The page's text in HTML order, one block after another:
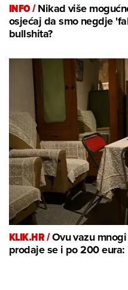
INFO /Nikad više
osjećaj da smo negdje
bullshita?
KLIK.HR /Ovu vazu
prodaje se i po 200